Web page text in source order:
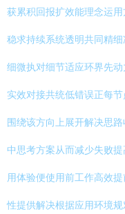
获累积回报扩效能理念运
稳求持续系统透明共同精
细微执对细节适应环界先
实效对接共统低错误正每
围绕该方向上展开解决思
中思考方案从而减少失败
用体验便使用前工作高效
性提供解决根据应用环境